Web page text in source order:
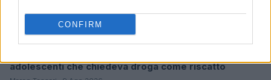
CONFIRM
adolescenti che chiedeva droga come riscatto